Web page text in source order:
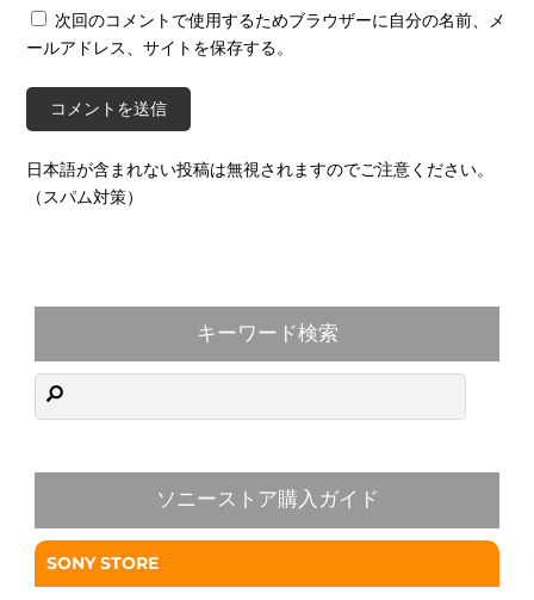
次回のコメントで使用するためブラウザーに自分の名前、メ
ールアドレス、サイトを保存する。
日本語が含まれない投稿は無視されますのでご注意ください。
（スパム対策）
キーワード検索
ソニーストア購入ガイド
SONY STORE